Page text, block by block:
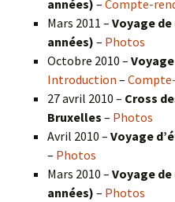
années) – Compte-
Mars 2011 – Voyage
années) – Photos
Octobre 2010 –
Introduction –
27 avril 2010 – Cross
Bruxelles – Photos
Avril 2010 – Voyage
– Photos
Mars 2010 – Voyage
années) – Photos